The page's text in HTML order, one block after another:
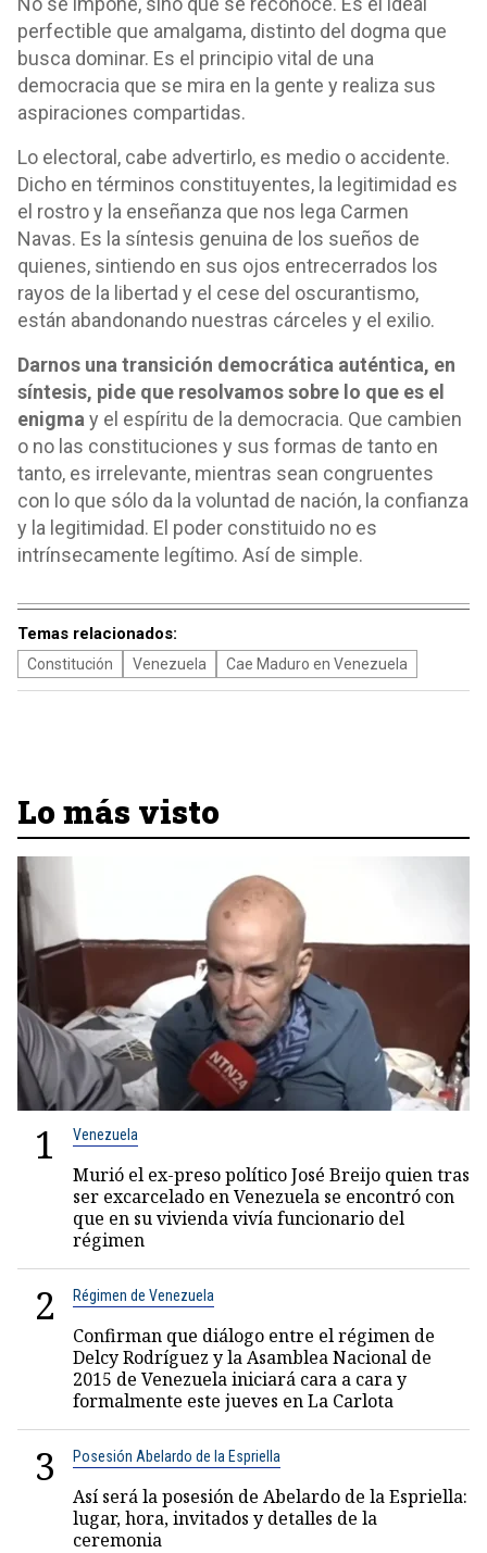
perfectible que amalgama, distinto del dogma que
busca dominar. Es el principio vital de una
democracia que se mira en la gente y realiza sus
aspiraciones compartidas.
Lo electoral, cabe advertirlo, es medio o accidente.
Dicho en términos constituyentes, la legitimidad es
el rostro y la enseñanza que nos lega Carmen
Navas. Es la síntesis genuina de los sueños de
quienes, sintiendo en sus ojos entrecerrados los
rayos de la libertad y el cese del oscurantismo,
están abandonando nuestras cárceles y el exilio.
Darnos una transición democrática auténtica, en
síntesis, pide que resolvamos sobre lo que es el
enigma y el espíritu de la democracia. Que cambien
o no las constituciones y sus formas de tanto en
tanto, es irrelevante, mientras sean congruentes
con lo que sólo da la voluntad de nación, la confianza
y la legitimidad. El poder constituido no es
intrínsecamente legítimo. Así de simple.
Temas relacionados:
Constitución Venezuela Cae Maduro en Venezuela
Lo más visto
1 Venezuela
Murió el ex-preso político José Breijo quien tras
ser excarcelado en Venezuela se encontró con
que en su vivienda vivía funcionario del
régimen
2 Régimen de Venezuela
Confirman que diálogo entre el régimen de
Delcy Rodríguez y la Asamblea Nacional de
2015 de Venezuela iniciará cara a cara y
formalmente este jueves en La Carlota
3 Posesión Abelardo de la Espriella
Así será la posesión de Abelardo de la Espriella:
lugar, hora, invitados y detalles de la
ceremonia